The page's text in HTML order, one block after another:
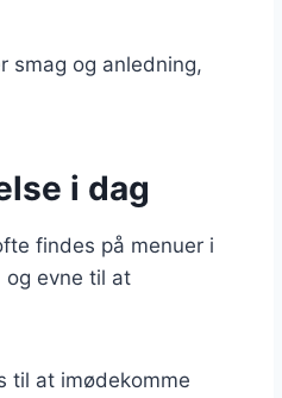
smag og anledning,
i dag
findes på menuer i
og evne til at
til at imødekomme